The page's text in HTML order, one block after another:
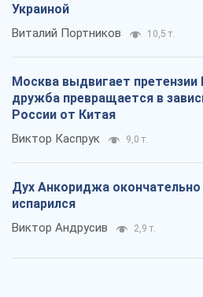
Украиной
Виталий Портников 10,5 т.
Москва выдвигает претензии
дружба превращается в
России от Китая
Виктор Каспрук 9,0 т.
Дух Анкориджа окончательно
испарился
Виктор Андрусив 2,9 т.